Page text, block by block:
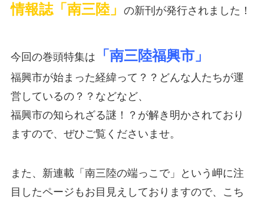
情報誌「南三陸」 の新刊が発行されました！
今回の巻頭特集は 「南三陸福興市」
福興市が始まった経緯って？？どんな人たちが運
営しているの？？などなど、
福興市の知られざる謎！？が解き明かされており
ますので、ぜひご覧くださいませ。
また、新連載「南三陸の端っこで」という岬に注
目したページもお目見えしておりますので、こち